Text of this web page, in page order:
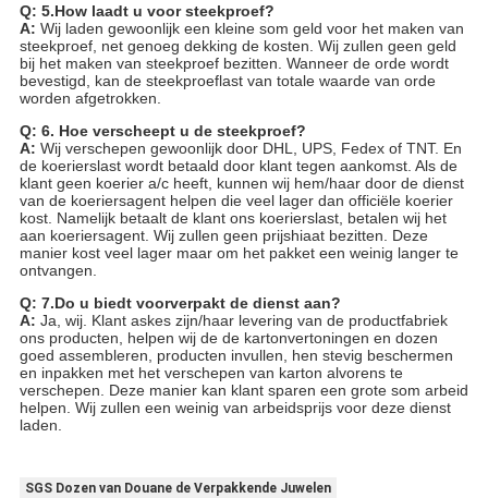
Q: 5.How laadt u voor steekproef?
A: Wij laden gewoonlijk een kleine som geld voor het maken van
steekproef, net genoeg dekking de kosten. Wij zullen geen geld
bij het maken van steekproef bezitten. Wanneer de orde wordt
bevestigd, kan de steekproeflast van totale waarde van orde
worden afgetrokken.
Q: 6. Hoe verscheept u de steekproef?
A: Wij verschepen gewoonlijk door DHL, UPS, Fedex of TNT. En
de koerierslast wordt betaald door klant tegen aankomst. Als de
klant geen koerier a/c heeft, kunnen wij hem/haar door de dienst
van de koeriersagent helpen die veel lager dan officiële koerier
kost. Namelijk betaalt de klant ons koerierslast, betalen wij het
aan koeriersagent. Wij zullen geen prijshiaat bezitten. Deze
manier kost veel lager maar om het pakket een weinig langer te
ontvangen.
Q: 7.Do u biedt voorverpakt de dienst aan?
A: Ja, wij. Klant askes zijn/haar levering van de productfabriek
ons producten, helpen wij de de kartonvertoningen en dozen
goed assembleren, producten invullen, hen stevig beschermen
en inpakken met het verschepen van karton alvorens te
verschepen. Deze manier kan klant sparen een grote som arbeid
helpen. Wij zullen een weinig van arbeidsprijs voor deze dienst
laden.
SGS Dozen van Douane de Verpakkende Juwelen